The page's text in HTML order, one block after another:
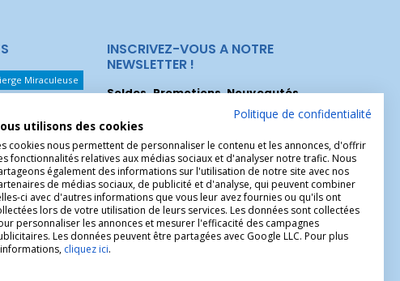
Miraculeuse
Les Noeuds
Thérèse
Saint Christophe
INSCRIVEZ-VOUS A NOTRE
NEWSLETTER !
Soldes, Promotions, Nouveautés...
Inscrivez-vous maintenant pour recevoir
nos meilleures offres.
Politique de confidentialité
utilisons des cookies
cookies nous permettent de personnaliser le contenu et les annonces, d'offrir
fonctionnalités relatives aux médias sociaux et d'analyser notre trafic. Nous
également des informations sur l'utilisation de notre site avec nos
de médias sociaux, de publicité et d'analyse, qui peuvent combiner
ci avec d'autres informations que vous leur avez fournies ou qu'ils ont
lors de votre utilisation de leurs services. Les données sont collectées
personnaliser les annonces et mesurer l'efficacité des campagnes
Les données peuvent être partagées avec Google LLC. Pour plus
cliquez ici.